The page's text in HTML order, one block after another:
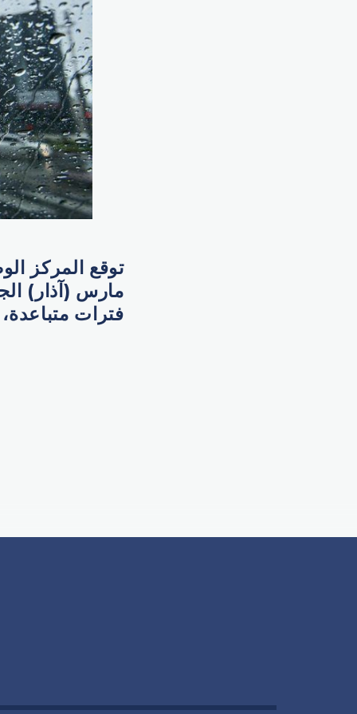
مارس (آذار)
فترات